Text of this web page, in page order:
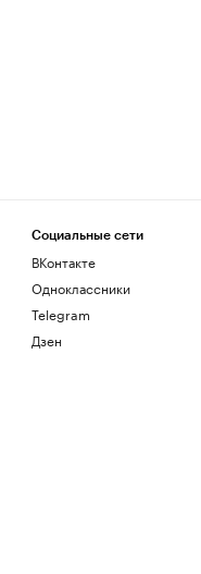
Социальные сети
ВКонтакте
Одноклассники
Telegram
Дзен